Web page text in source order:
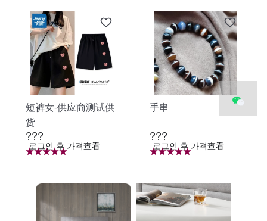
短裤女-供应商测试供
货
???
로그인 후 가격查看
手串
???
로그인 후 가격查看